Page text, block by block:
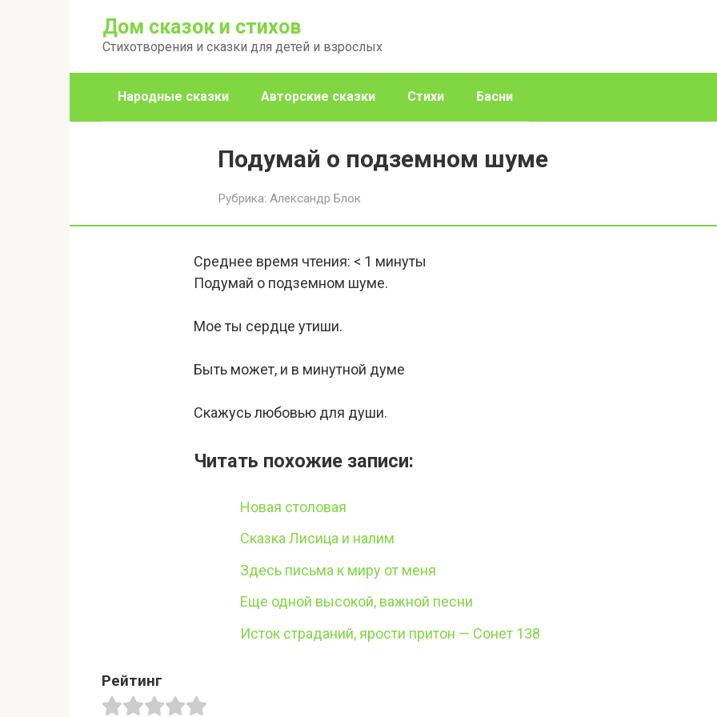
Дом сказок и стихов
Стихотворения и сказки для детей и взрослых
Народные сказки Авторские сказки Стихи Басни
Подумай о подземном шуме
Рубрика: Александр Блок
Среднее время чтения: < 1 минуты
Подумай о подземном шуме.
Мое ты сердце утиши.
Быть может, и в минутной думе
Скажусь любовью для души.
Читать похожие записи:
Новая столовая
Сказка Лисица и налим
Здесь письма к миру от меня
Еще одной высокой, важной песни
Исток страданий, ярости притон — Сонет 138
Рейтинг